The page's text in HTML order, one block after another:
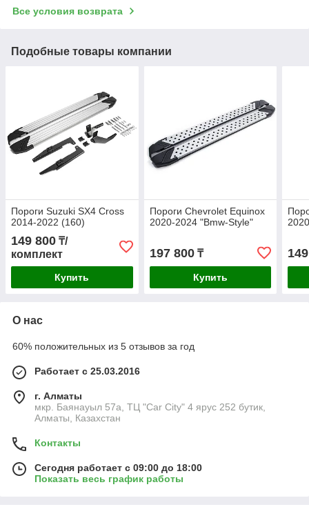
Все условия возврата
Подобные товары компании
Пороги Suzuki SX4 Cross
2014-2022 (160)
149 800 ₸/
комплект
Купить
Пороги Chevrolet Equinox
2020-2024 "Bmw-Style"
197 800₸
Купить
О нас
60% положительных из 5 отзывов за год
Работает с 25.03.2016
г. Алматы
мкр. Баянауыл 57а, ТЦ "Car Сity" 4 ярус 252 бутик,
Алматы, Казахстан
Контакты
Сегодня работает с 09:00 до 18:00
Показать весь график работы